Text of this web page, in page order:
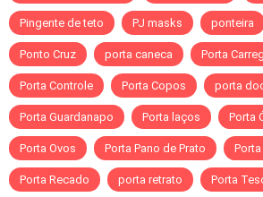
Pingente de teto PJ masks ponteira
Ponto Cruz porta caneca Porta
Porta Controle Porta Copos porta
Porta Guardanapo Porta laços Porta
Porta Ovos Porta Pano de Prato
Porta Recado porta retrato Porta